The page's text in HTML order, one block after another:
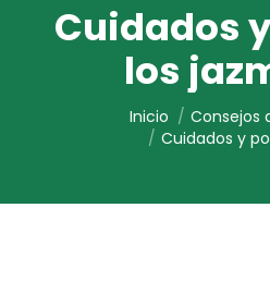
Cuidados
los
Inicio
Consejos
Cuidados y